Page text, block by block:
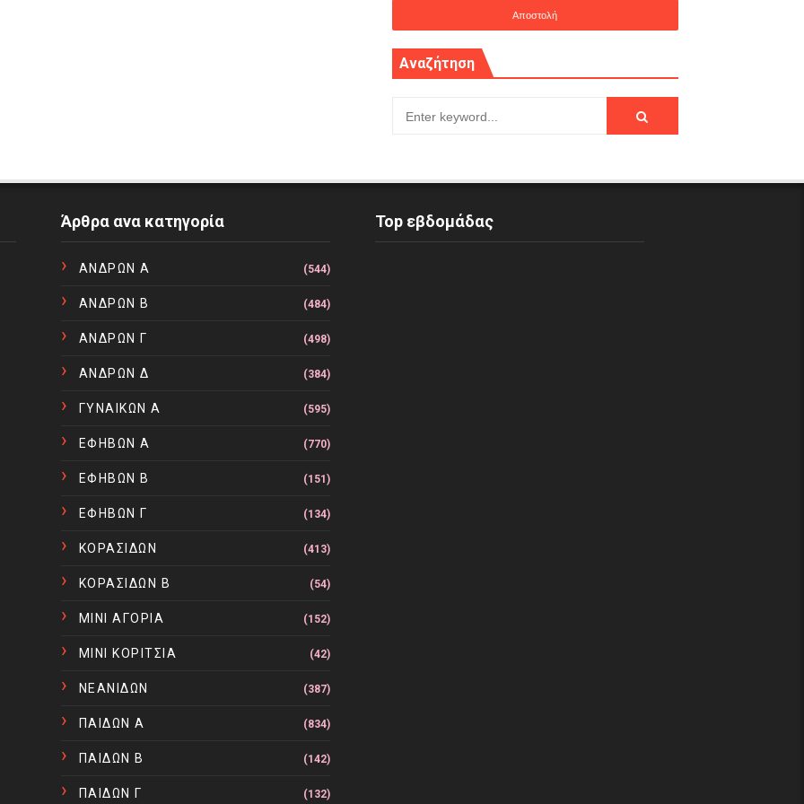
Αναζήτηση
Άρθρα ανα κατηγορία
ΑΝΔΡΩΝ Α (544)
ΑΝΔΡΩΝ Β (484)
ΑΝΔΡΩΝ Γ (498)
ΑΝΔΡΩΝ Δ (384)
ΓΥΝΑΙΚΩΝ Α (595)
ΕΦΗΒΩΝ Α (770)
ΕΦΗΒΩΝ Β (151)
ΕΦΗΒΩΝ Γ (134)
ΚΟΡΑΣΙΔΩΝ (413)
ΚΟΡΑΣΙΔΩΝ Β (54)
ΜΙΝΙ ΑΓΟΡΙΑ (152)
ΜΙΝΙ ΚΟΡΙΤΣΙΑ (42)
ΝΕΑΝΙΔΩΝ (387)
ΠΑΙΔΩΝ Α (834)
ΠΑΙΔΩΝ Β (142)
ΠΑΙΔΩΝ Γ (132)
Top εβδομάδας